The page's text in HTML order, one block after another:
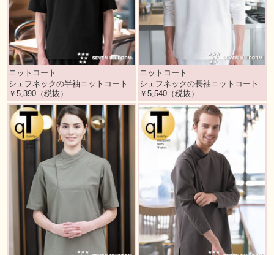
ニットコート
シェフネックの半袖ニットコート
￥5,390（税抜）
ニットコート
シェフネックの長袖ニットコート
￥5,540（税抜）